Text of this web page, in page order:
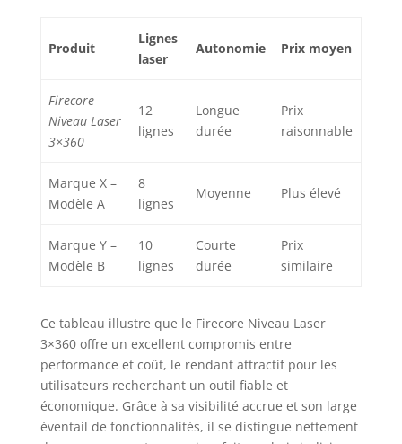
de grande capacité
en continu pendant 7
heures (toutes les
lignes laser sont
machine de niveau
charge du chargement
usb. (câble de
Produit
Lignes
laser
Autonomie Prix moyen
Firecore
Niveau Laser
3×360
12
lignes
Longue
durée
Prix
raisonnable
Marque X –
Modèle A
8
lignes
Moyenne Plus élevé
Marque Y –
Modèle B
10
lignes
Courte
durée
Prix
similaire
Ce tableau illustre que le Firecore Niveau Laser
3×360 offre un excellent compromis entre
performance et coût, le rendant attractif pour les
utilisateurs recherchant un outil fiable et
économique. Grâce à sa visibilité accrue et son large
éventail de fonctionnalités, il se distingue nettement